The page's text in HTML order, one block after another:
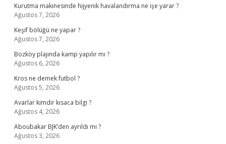
Kurutma makinesinde hijyenik havalandırma ne işe yarar ?
Ağustos 7, 2026
Keşif bölüğü ne yapar ?
Ağustos 7, 2026
Bozköy plajında kamp yapılır mı ?
Ağustos 6, 2026
Kros ne demek futbol ?
Ağustos 5, 2026
Avarlar kimdir kısaca bilgi ?
Ağustos 4, 2026
Aboubakar BJK’den ayrıldı mı ?
Ağustos 3, 2026